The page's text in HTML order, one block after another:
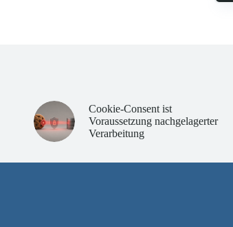
Cookie-Consent ist
Voraussetzung nachgelagerter
Verarbeitung